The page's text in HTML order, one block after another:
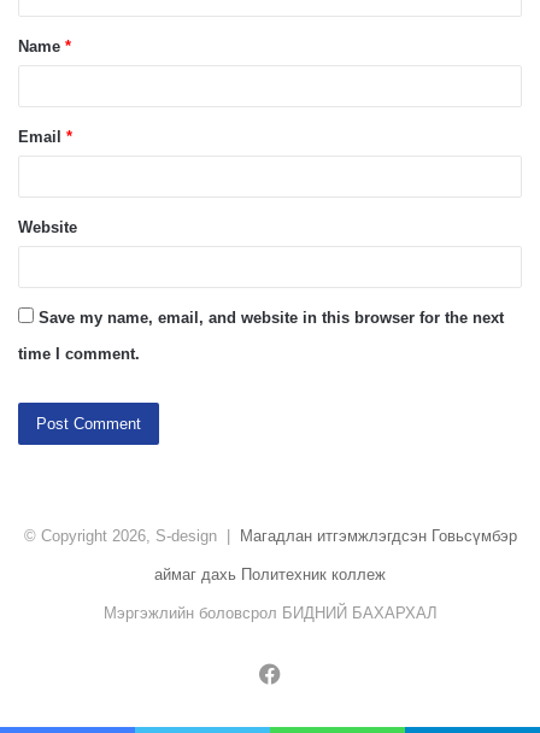
t
*Name *
Email *
Website
Save my name, email, and website in this browser for the next
time I comment.
© Copyright 2026, S-design | Магадлан итгэмжлэгдсэн Говьсүмбэр
аймаг дахь Политехник коллеж
Мэргэжлийн боловсрол БИДНИЙ БАХАРХАЛ
Facebook